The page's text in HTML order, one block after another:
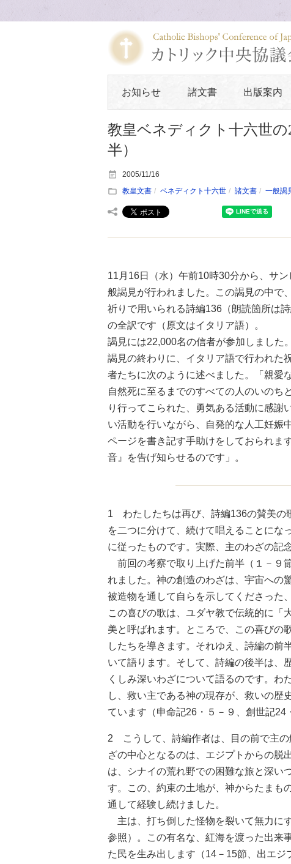
お知らせ 諸文書 出版案内
教皇ベネディクト十六世
半）
2005/11/16
教皇文書
ベネディクト十六世 諸文書 一般謁
11月16日（水）午前10時30分から、サ
般謁見が行われました。この謁見の中で
祈りで用いられる詩編136（朗読箇所は
の全訳です（原文はイタリア語）。
謁見には22,000名の信者が参加しました。
謁見の終わりに、イタリア語で行われた
者たちに次のように述べました。「親愛
自然死に至るまでのすべての人のいのち
り行ってこられた、勇気ある活動に感謝
い活動を行いながら、自発的な人工妊娠
ページを書き記す手助けをしておられま
音』を告げ知らせるのです」。
1 わたしたちは再び、詩編136の賛美の
を二つに分けて、続けて唱えることにな
に従ったものです。実際、主のわざの記
前回の考察で取り上げた前半（１－９
れました。神の創造のわざは、宇宙への
被造物を通して自らを示してくださった
この喜びの歌は、ユダヤ教で伝統的に「
美と呼ばれます。ところで、この喜びの
したちを導きます。それゆえ、詩編の前
いて語ります。そして、詩編の後半は、
くしみ深いわざについて語るのです。わ
し、救い主である神の現存が、救いの歴
ています（申命記26・５－９、創世記24
2 こうして、詩編作者は、目の前で主の
ざの中心となるのは、エジプトからの脱
は、シナイの荒れ野での困難な旅と深い
す。この、約束の土地が、神からたまも
通して経験し続けました。
主は、打ち倒した怪物を裂いて無力に
参照）。この有名な、紅海を渡った出来
た民を生み出します（14－15節、出エ